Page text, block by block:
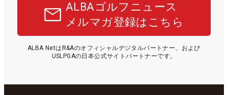
ALBAゴルフニュース
メルマガ登録はこちら
ALBA NetはR&Aのオフィシャルデジタルパートナー、および
USLPGAの日本公式サイトパートナーです。